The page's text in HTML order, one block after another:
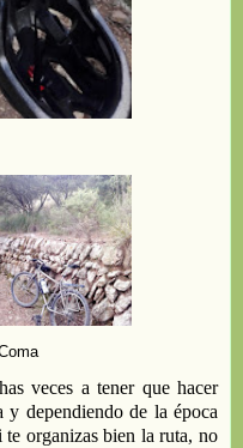
veces a tener que hacer
y dependiendo de la época
organizas bien la ruta, no